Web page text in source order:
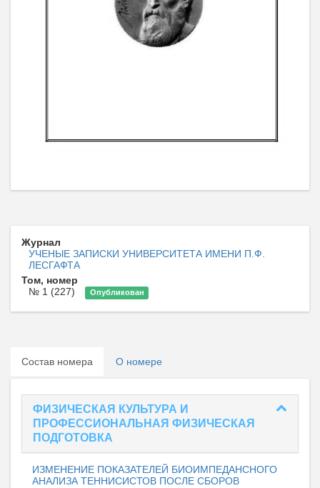
Журнал
УЧЕНЫЕ ЗАПИСКИ УНИВЕРСИТЕТА ИМЕНИ П.Ф.
ЛЕСГАФТА
Том, номер
№ 1 (227)
Опубликован
Состав номера О номере
ФИЗИЧЕСКАЯ КУЛЬТУРА И
ПРОФЕССИОНАЛЬНАЯ ФИЗИЧЕСКАЯ
ПОДГОТОВКА
ИЗМЕНЕНИЕ ПОКАЗАТЕЛЕЙ БИОИМПЕДАНСНОГО
АНАЛИЗА ТЕННИСИСТОВ ПОСЛЕ СБОРОВ